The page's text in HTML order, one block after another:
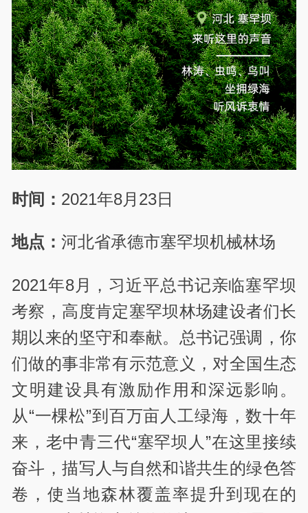
时间： 2021年8月23日
地点：河北省承德市塞罕坝机械林场
2021年8月，习近平总书记亲临塞罕坝
考察，高度肯定塞罕坝林场建设者们长
期以来的坚守和奉献。总书记强调，你
们做的事非常有示范意义，对全国生态
文明建设具有激励作用和深远影响。
从“一棵松”到百万亩人工绿海，数十年
来，老中青三代“塞罕坝人”在这里接续
奋斗，描写人与自然和谐共生的绿色答
卷，使当地森林覆盖率提升到现在的